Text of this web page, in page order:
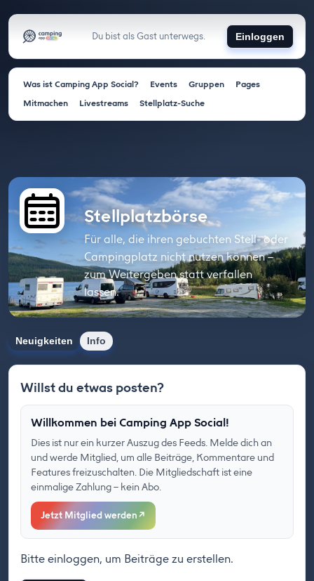
Du bist als Gast unterwegs. Einloggen
Was ist Camping App Social? Events Gruppen
Pages
Mitmachen
Livestreams Stellplatz-Suche
Stellplatzbörse
Für alle, die ihren gebuchten Stell- oder
Campingplatz nicht nutzen können –
zum Weitergeben statt verfallen
lassen.
Neuigkeiten Info
Willst du etwas posten?
Willkommen bei Camping App Social!
Dies ist nur ein kurzer Auszug des Feeds. Melde dich an
und werde Mitglied, um alle Beiträge, Kommentare und
Features freizuschalten. Die Mitgliedschaft ist eine
einmalige Zahlung – kein Abo.
Jetzt Mitglied werden ↗
Bitte einloggen, um Beiträge zu erstellen.